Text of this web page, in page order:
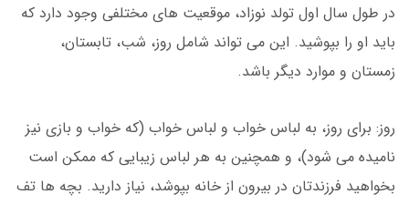
در طول سال اول تولد نوزاد، موقعیت های مختلفی وجود دارد که
باید او را بپوشید. این می تواند شامل روز، شب، تابستان،
زمستان و موارد دیگر باشد.
روز: برای روز، به لباس خواب و لباس خواب (که خواب و بازی نیز
نامیده می شود)، و همچنین به هر لباس زیبایی که ممکن است
بخواهید فرزندتان در بیرون از خانه بپوشد، نیاز دارید. بچه ها تف